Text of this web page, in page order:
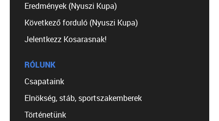
Eredmények (Nyuszi Kupa)
Következő forduló (Nyuszi Kupa)
Jelentkezz Kosarasnak!
RÓLUNK
Csapataink
Elnökség, stáb, sportszakemberek
Történetünk